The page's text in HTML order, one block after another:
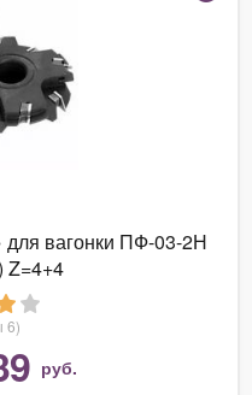
для вагонки ПФ-03-2Н
Z=4+4
6)
руб.